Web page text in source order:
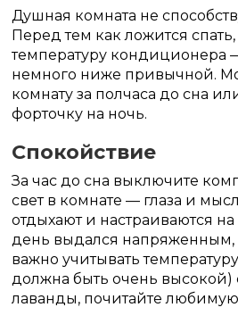
Душная комната не
Перед тем как ложится
температуру кондиционера
немного ниже привычной.
комнату за полчаса до сна
форточку на ночь.
Спокойствие
За час до сна выключите
свет в комнате — глаза и
отдыхают и настраиваются на
день выдался
важно учитывать
должна быть очень высокой)
лаванды, почитайте